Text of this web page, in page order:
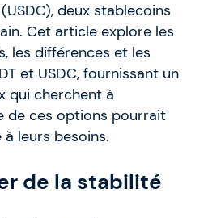
deux stablecoins
Cet article explore les
les différences et les
et USDC, fournissant un
qui cherchent à
de ces options pourrait
leurs besoins.
de la stabilité